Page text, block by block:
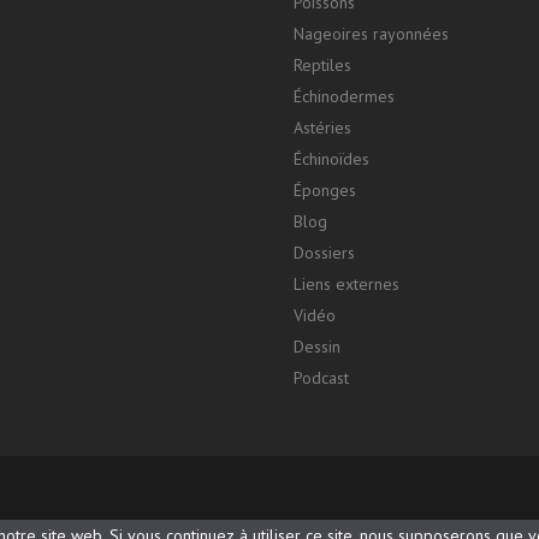
Nageoires rayonnées
Reptiles
Échinodermes
Astéries
Échinoïdes
Éponges
Blog
Dossiers
Liens externes
Vidéo
Dessin
Podcast